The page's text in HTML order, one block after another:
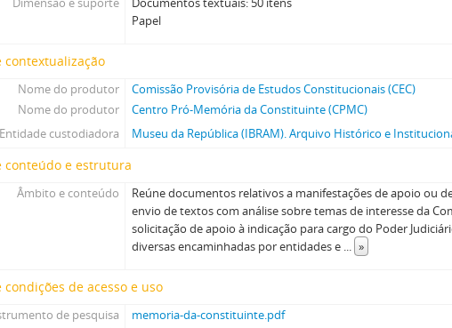
Papel
contextualização
Nome do produtor
Comissão Provisória de Estudos Constitucionais (CEC)
Nome do produtor
Centro Pró-Memória da Constituinte (CPMC)
Entidade custodiadora
Museu da República (IBRAM). Arquivo Histórico e
conteúdo e estrutura
Âmbito e conteúdo
Reúne documentos relativos a manifestações de apoio ou
envio de textos com análise sobre temas de interesse da
solicitação de apoio à indicação para cargo do Poder
diversas encaminhadas por entidades e ... »
condições de acesso e uso
de pesquisa
memoria-da-constituinte.pdf